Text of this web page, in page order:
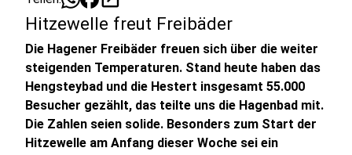
Hitzewelle freut Freibäder
Die Hagener Freibäder freuen sich über die weiter
steigenden Temperaturen. Stand heute haben das
Hengsteybad und die Hestert insgesamt 55.000
Besucher gezählt, das teilte uns die Hagenbad mit.
Die Zahlen seien solide. Besonders zum Start der
Hitzewelle am Anfang dieser Woche sei ein